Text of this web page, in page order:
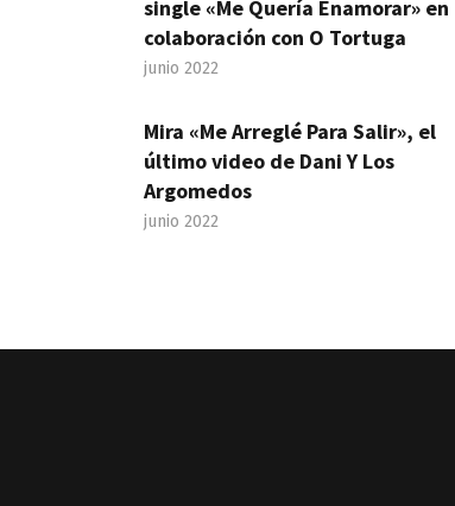
single «Me Quería Enamorar» en
colaboración con O Tortuga
junio 2022
Mira «Me Arreglé Para Salir», el
último video de Dani Y Los
Argomedos
junio 2022